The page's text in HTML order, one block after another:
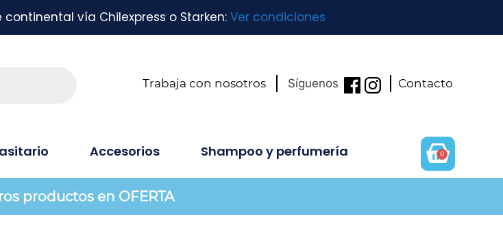
continental vía Chilexpress o Starken: Ver condiciones
Trabaja con nosotros Síguenos Contacto
Accesorios Shampoo y perfumería 0
productos en OFERTA